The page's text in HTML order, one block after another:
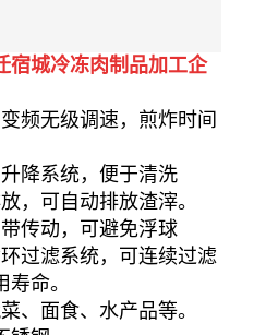
宿城冷冻肉制品加工企
无级调速，煎炸时间
降系统，便于清洗
可自动排放渣滓。
传动，可避免浮球
滤系统，可连续过滤
命。
面食、水产品等。